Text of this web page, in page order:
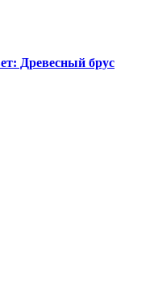
Древесный брус